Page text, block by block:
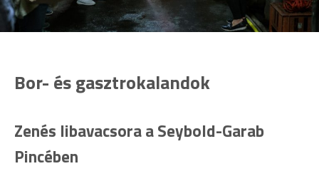
Bor- és gasztrokalandok
Zenés libavacsora a Seybold-Garab
Pincében